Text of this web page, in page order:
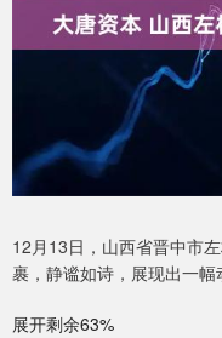
12月13日，山西省晋中市
裹，静谧如诗，展现出一幅
展开剩余63%